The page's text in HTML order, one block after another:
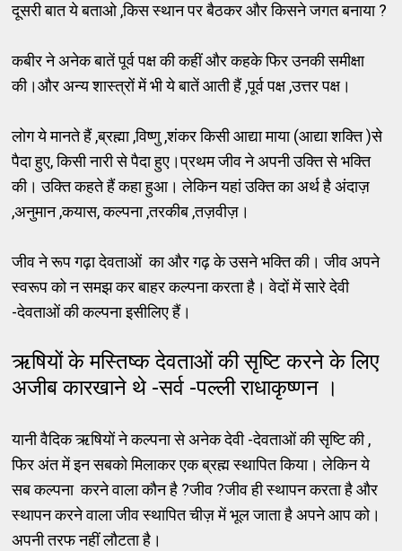
दूसरी बात ये बताओ ,किस स्थान पर बैठकर और किसने जगत बनाया ?
कबीर ने अनेक बातें पूर्व पक्ष की कहीं और कहके फिर उनकी समीक्षा
की।और अन्य शास्त्रों में भी ये बातें आती हैं ,पूर्व पक्ष ,उत्तर पक्ष।
लोग ये मानते हैं ,ब्रह्मा ,विष्णु ,शंकर किसी आद्या माया (आद्या शक्ति )से
पैदा हुए, किसी नारी से पैदा हुए।प्रथम जीव ने अपनी उक्ति से भक्ति
की। उक्ति कहते हैं कहा हुआ। लेकिन यहां उक्ति का अर्थ है अंदाज़
,अनुमान ,कयास, कल्पना ,तरकीब ,तज़वीज़।
जीव ने रूप गढ़ा देवताओं का और गढ़ के उसने भक्ति की। जीव अपने
स्वरूप को न समझ कर बाहर कल्पना करता है। वेदों में सारे देवी
-देवताओं की कल्पना इसीलिए हैं।
ऋषियों के मस्तिष्क देवताओं की सृष्टि करने के लिए
अजीब कारखाने थे -सर्व -पल्ली राधाकृष्णन ।
यानी वैदिक ऋषियों ने कल्पना से अनेक देवी -देवताओं की सृष्टि की ,
फिर अंत में इन सबको मिलाकर एक ब्रह्म स्थापित किया। लेकिन ये
सब कल्पना करने वाला कौन है ?जीव ?जीव ही स्थापन करता है और
स्थापन करने वाला जीव स्थापित चीज़ में भूल जाता है अपने आप को।
अपनी तरफ नहीं लौटता है।